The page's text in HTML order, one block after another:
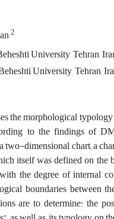
2
University, Tehran,
University, Tehran,
the morphological
to the findings of
two-dimensional chart; a
itself was defined on the
the degree of internal
boundaries between
are to determine: the